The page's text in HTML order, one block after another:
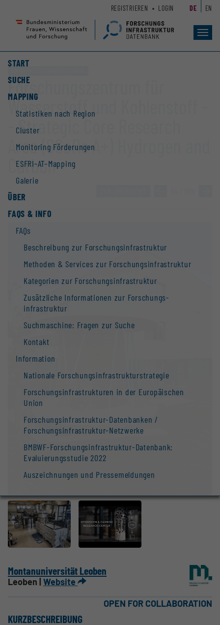
Seiteninhalt
Accesskey
Hauptnavigation
Accesskey
START
SUCHE
MAPPING
Statistiken nach Region
Cluster
Monitoring Förderungen
ESFRI-AT-Mapping
Galerie
ÜBER
FAQS & INFO
FAQs
Beschreibung zur Forschungs­infrastruktur
Methoden & Services zur Forschungs­infrastruktur
Kategorien zur Forschungs­infrastruktur
Zusätzliche Informationen zur Forschungs­
infrastruktur
Suchmaschine: Fragen zur Suche
Kontakt
Information
Nationale Forschungs­infrastruktur­strategie
Forschungs­infrastrukturen in der Europäischen
Union
Forschungs­infrastruktur-Datenbanken /
Forschungs­infrastruktur-Netzwerke
BMBWF-Forschungsinfrastruktur-Datenbank:
Evaluierungsstudie 2022
Auszeichnungen und Pressemeldungen
REGISTRIEREN LOGIN DE EN
Forschungszentrum für
Wasserstoff und Kohlenstoff -
- Strategic Core Research
Area (SCoRe A+) Hydrogen and
Carbon
Montanuniversität Leoben
Leoben | Website
OPEN FOR COLLABORATION
KURZBESCHREIBUNG